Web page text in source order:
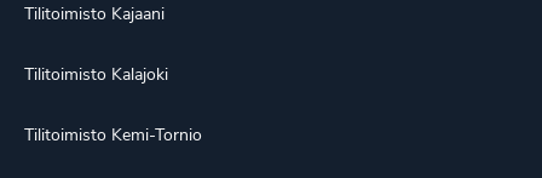
Tilitoimisto Kajaani
Tilitoimisto Kalajoki
Tilitoimisto Kemi-Tornio